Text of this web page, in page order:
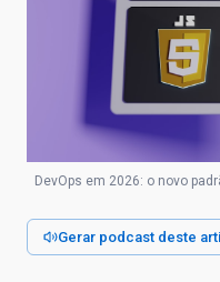
DevOps em 2026: o novo
Gerar podcast deste